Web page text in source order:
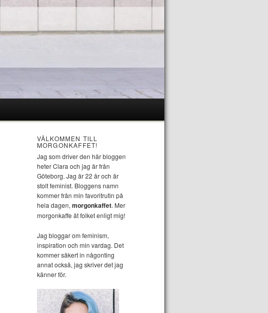
VÄLKOMMEN TILL
MORGONKAFFET!
Jag som driver den här bloggen
heter Clara och jag är från
Göteborg. Jag är 22 år och är
stolt feminist. Bloggens namn
kommer från min favoritrutin på
hela dagen, morgonkaffet. Mer
morgonkaffe åt folket enligt mig!
Jag bloggar om feminism,
inspiration och min vardag. Det
kommer säkert in någonting
annat också, jag skriver det jag
känner för.